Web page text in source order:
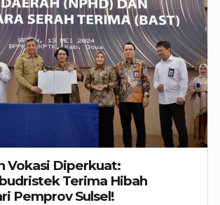
Vokasi Diperkuat:
Terima Hibah
Pemprov Sulsel!